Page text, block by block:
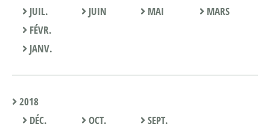
JUIL.
JUIN MAI
MARS
FÉVR.
JANV.
2018
DÉC.
OCT.
SEPT.